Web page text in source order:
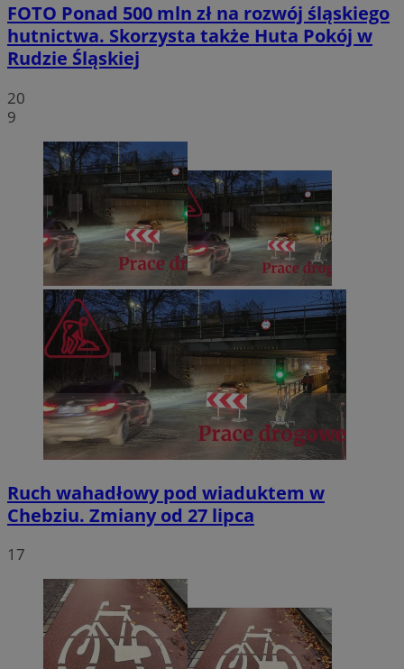
FOTO Ponad 500 mln zł na rozwój śląskiego
hutnictwa. Skorzysta także Huta Pokój w
Rudzie Śląskiej
20
9
Ruch wahadłowy pod wiaduktem w
Chebziu. Zmiany od 27 lipca
17